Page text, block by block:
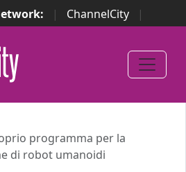
| ChannelCity
|
| Italian Channel
Awards
Italian Security
programma per la
di robot umanoidi